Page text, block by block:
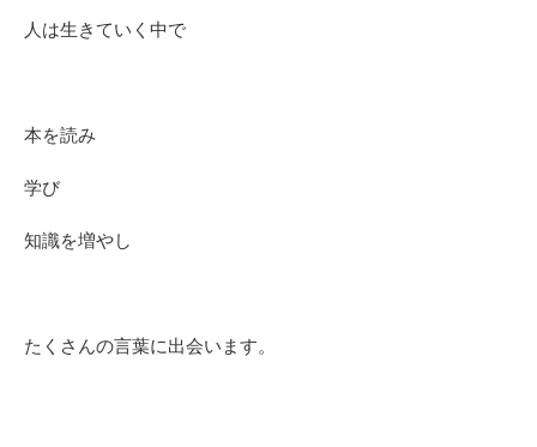
人は生きていく中で
本を読み
学び
知識を増やし
たくさんの言葉に出会います。